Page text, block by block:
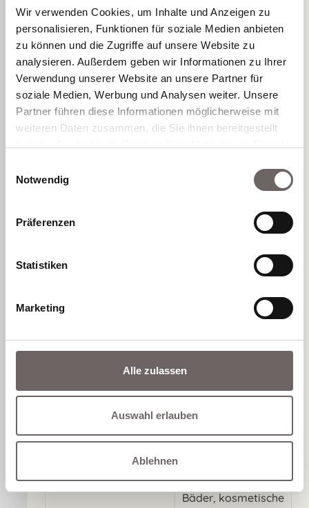
Wir verwenden Cookies, um Inhalte und Anzeigen zu
personalisieren, Funktionen für soziale Medien anbieten
zu können und die Zugriffe auf unsere Website zu
analysieren. Außerdem geben wir Informationen zu Ihrer
Verwendung unserer Website an unsere Partner für
soziale Medien, Werbung und Analysen weiter. Unsere
Partner führen diese Informationen möglicherweise mit
weiteren Daten zusammen, die Sie ihnen bereitgestellt
Notwendig
Präferenzen
Statistiken
Marketing
Alle zulassen
Auswahl erlauben
Ablehnen
Anwendungsbereiche:
Äderchen,
Besenreiser,
Angiome und
flächige Rötungen
Behandlungsdauer:
1-3 Stitzungen, im
Abstand von je 2 –
4 Wochen; Im
Einzelfall mehr
nicht gebräunt sein.
Am besten 3 bis 4
keine direkte UV-
soweit notwendig
Nachsorge:
hohem
Lichtschutzfaktor,
Aktivitäten, die zu
einer
(Sauna, heiße
Bäder, kosmetische